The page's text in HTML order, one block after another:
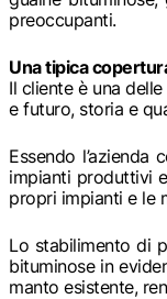
preoccupanti.
Una tipica
Il cliente è una
e futuro, storia e
Essendo
impianti produttivi
propri impianti e le
Lo stabilimento di
bituminose in
manto esistente,